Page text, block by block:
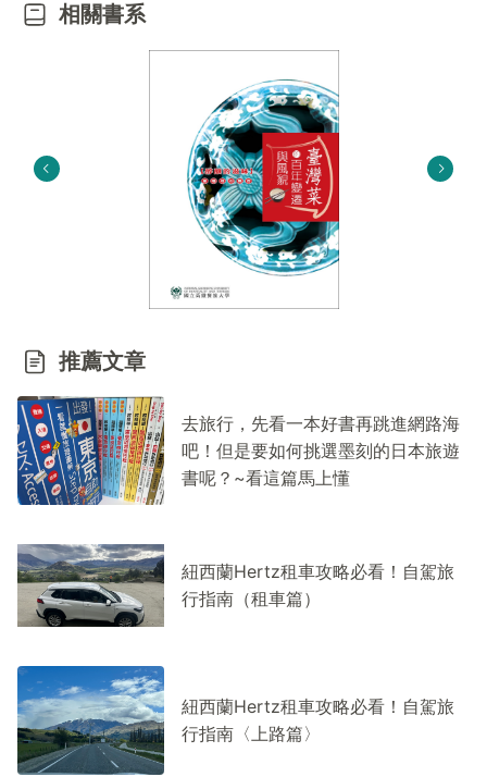
相關書系
推薦文章
去旅行，先看一本好書再跳進網路海
吧！但是要如何挑選墨刻的日本旅遊
書呢？~看這篇馬上懂
紐西蘭Hertz租車攻略必看！自駕旅
行指南（租車篇）
紐西蘭Hertz租車攻略必看！自駕旅
行指南〈上路篇〉